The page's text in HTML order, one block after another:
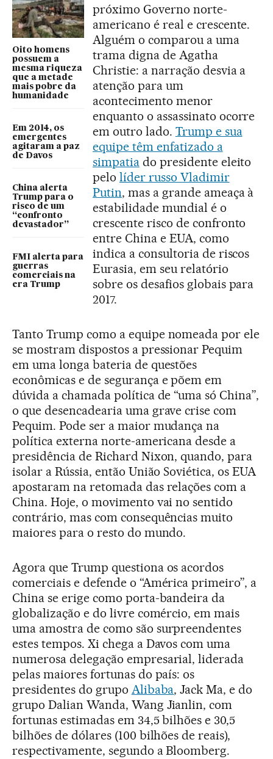
Oito homens
possuem a
mesma riqueza
que a metade
mais pobre da
humanidade
Em 2014, os
emergentes
agitaram a paz
de Davos
China alerta
Trump para o
risco de um
“confronto
devastador”
FMI alerta para
guerras
comerciais na
era Trump
próximo Governo norte-
americano é real e crescente.
Alguém o comparou a uma
trama digna de Agatha
Christie: a narração desvia a
atenção para um
acontecimento menor
enquanto o assassinato ocorre
em outro lado. Trump e sua
equipe têm enfatizado a
simpatiado presidente eleito
pelo líder russo Vladimir
Putin, mas a grande ameaça à
estabilidade mundial é o
crescente risco de confronto
entre China e EUA, como
indica a consultoria de riscos
Eurasia, em seu relatório
sobre os desafios globais para
2017.
Tanto Trump como a equipe nomeada por ele
se mostram dispostos a pressionar Pequim
em uma longa bateria de questões
econômicas e de segurança e põem em
dúvida a chamada política de “uma só China”,
o que desencadearia uma grave crise com
Pequim. Pode ser a maior mudança na
política externa norte-americana desde a
presidência de Richard Nixon, quando, para
isolar a Rússia, então União Soviética, os EUA
apostaram na retomada das relações com a
China. Hoje, o movimento vai no sentido
contrário, mas com consequências muito
maiores para o resto do mundo.
Agora que Trump questiona os acordos
comerciais e defende o “América primeiro”, a
China se erige como porta-bandeira da
globalização e do livre comércio, em mais
uma amostra de como são surpreendentes
estes tempos. Xi chega a Davos com uma
numerosa delegação empresarial, liderada
pelas maiores fortunas do país: os
presidentes do grupo Alibaba, Jack Ma, e do
grupo Dalian Wanda, Wang Jianlin, com
fortunas estimadas em 34,5 bilhões e 30,5
bilhões de dólares (100 bilhões de reais),
respectivamente, segundo a Bloomberg.